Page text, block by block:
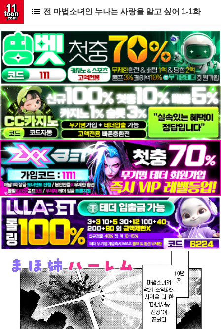
전 마법소녀인 누나는 사랑을 알고 싶어 1-1화